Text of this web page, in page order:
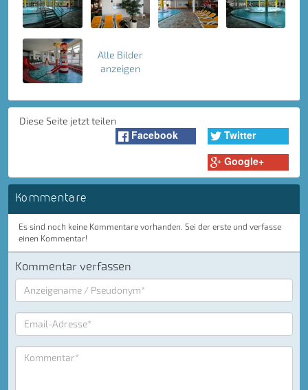
Alle Bilder
anzeigen
Diese Seite jetzt teilen
Facebook
Twitter
Google+
Kommentare
Es sind noch keine Kommentare vorhanden. Sei der erste und verfasse
einen Kommentar!
Kommentar verfassen